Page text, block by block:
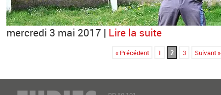
mercredi 3 mai 2017 | Lire la suite
« Précédent 1 2 3 Suivant »